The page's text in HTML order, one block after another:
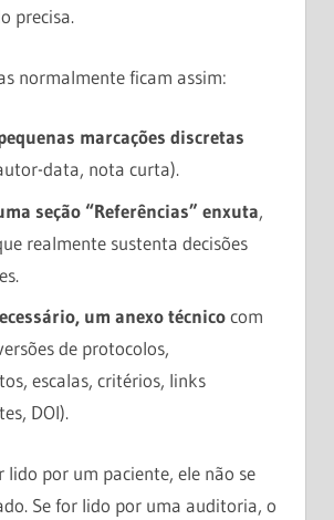
precisa.
normalmente ficam assim:
marcações discretas
data, nota curta).
seção “Referências” enxuta,
realmente sustenta decisões
um anexo técnicocom
de protocolos,
escalas, critérios, links
DOI).
lido por um paciente, ele não se
Se for lido por uma auditoria, o